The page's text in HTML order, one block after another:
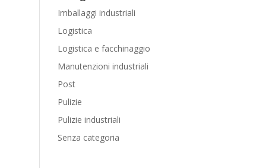
Imballaggi industriali
Logistica
Logistica e facchinaggio
Manutenzioni industriali
Post
Pulizie
Pulizie industriali
Senza categoria